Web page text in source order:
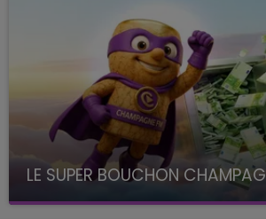
LE SUPER BOUCHON
avec La Famille Champagne FM, à